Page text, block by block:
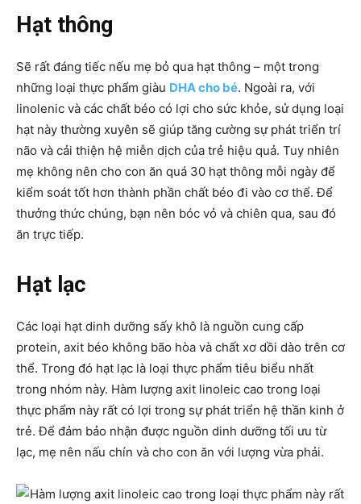
Hạt thông
Sẽ rất đáng tiếc nếu mẹ bỏ qua hạt thông – một trong
những loại thực phẩm giàu DHA cho bé. Ngoài ra, với
linolenic và các chất béo có lợi cho sức khỏe, sử dụng loại
hạt này thường xuyên sẽ giúp tăng cường sự phát triển trí
não và cải thiện hệ miễn dịch của trẻ hiệu quả. Tuy nhiên
mẹ không nên cho con ăn quá 30 hạt thông mỗi ngày để
kiểm soát tốt hơn thành phần chất béo đi vào cơ thể. Để
thưởng thức chúng, bạn nên bóc vỏ và chiên qua, sau đó
ăn trực tiếp.
Hạt lạc
Các loại hạt dinh dưỡng sấy khô là nguồn cung cấp
protein, axit béo không bão hòa và chất xơ dồi dào trên cơ
thể. Trong đó hạt lạc là loại thực phẩm tiêu biểu nhất
trong nhóm này. Hàm lượng axit linoleic cao trong loại
thực phẩm này rất có lợi trong sự phát triển hệ thần kinh ở
trẻ. Để đảm bảo nhận được nguồn dinh dưỡng tối ưu từ
lạc, mẹ nên nấu chín và cho con ăn với lượng vừa phải.